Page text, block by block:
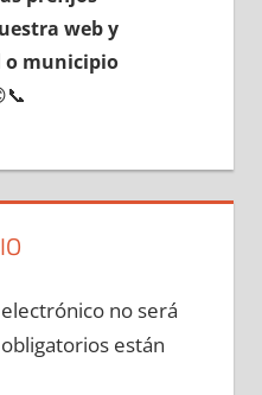
web у
ο municipio
no será
están